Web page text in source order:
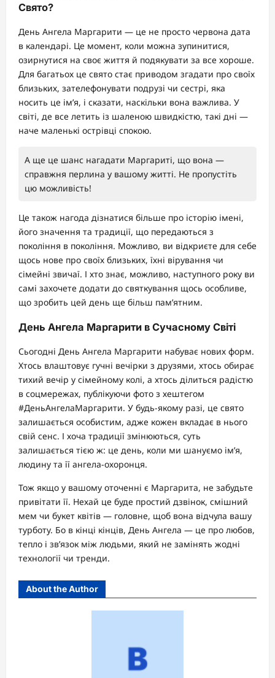
Свято?
День Ангела Маргарити — це не просто червона дата
в календарі. Це момент, коли можна зупинитися,
озирнутися на своє життя й подякувати за все хороше.
Для багатьох це свято стає приводом згадати про своїх
близьких, зателефонувати подрузі чи сестрі, яка
носить це ім’я, і сказати, наскільки вона важлива. У
світі, де все летить із шаленою швидкістю, такі дні —
наче маленькі острівці спокою.
А ще це шанс нагадати Маргариті, що вона —
справжня перлина у вашому житті. Не пропустіть
цю можливість!
Це також нагода дізнатися більше про історію імені,
його значення та традиції, що передаються з
покоління в покоління. Можливо, ви відкриєте для себе
щось нове про своїх близьких, їхні вірування чи
сімейні звичаї. І хто знає, можливо, наступного року ви
самі захочете додати до святкування щось особливе,
що зробить цей день ще більш пам’ятним.
День Ангела Маргарити в Сучасному Світі
Сьогодні День Ангела Маргарити набуває нових форм.
Хтось влаштовує гучні вечірки з друзями, хтось обирає
тихий вечір у сімейному колі, а хтось ділиться радістю
в соцмережах, публікуючи фото з хештегом
#ДеньАнгелаМаргарити. У будь-якому разі, це свято
залишається особистим, адже кожен вкладає в нього
свій сенс. І хоча традиції змінюються, суть
залишається тією ж: це день, коли ми шануємо ім’я,
людину та її ангела-охоронця.
Тож якщо у вашому оточенні є Маргарита, не забудьте
привітати її. Нехай це буде простий дзвінок, смішний
мем чи букет квітів — головне, щоб вона відчула вашу
турботу. Бо в кінці кінців, День Ангела — це про любов,
тепло і зв’язок між людьми, який не замінять жодні
технології чи тренди.
About the Author